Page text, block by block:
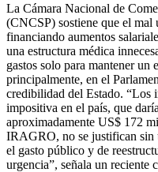
La Cámara Nacional de
(CNCSP) sostiene que el mal
financiando aumentos
una estructura médica
gastos solo para mantener un
principalmente, en el
credibilidad del Estado. “Los
impositiva en el país, que
aproximadamente US$ 172
IRAGRO, no se justifican sin
el gasto público y de
urgencia”, señala un reciente